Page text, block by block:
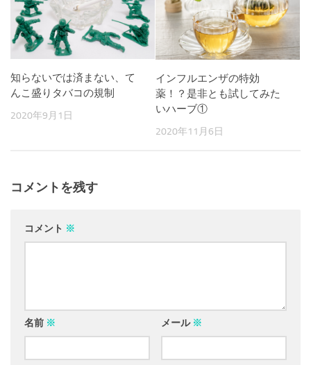
知らないでは済まない、て
んこ盛りタバコの規制
2020年9月1日
インフルエンザの特効
薬！？是非とも試してみた
いハーブ①
2020年11月6日
コメントを残す
コメント ※
名前 ※ メール ※